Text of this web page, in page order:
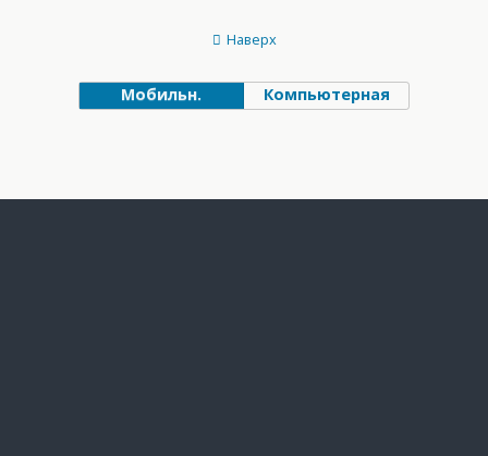
Наверх
Мобильн. Компьютерная